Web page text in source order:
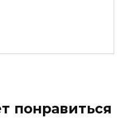
понравиться